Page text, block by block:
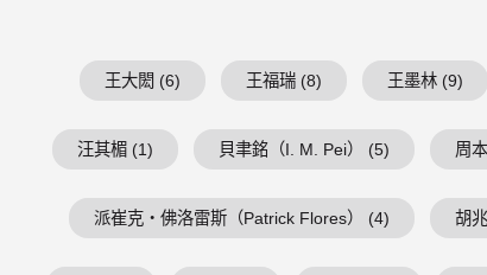
王大閎 (6) 王福瑞 (8) 王墨林 (9)
汪其楣 (1) 貝聿銘（I. M. Pei） (5) 周
派崔克・佛洛雷斯（Patrick Flores） (4) 胡